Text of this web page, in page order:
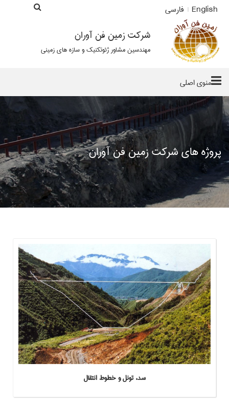
فارسی | English
شرکت زمین فن آوران
مهندسین مشاور ژئوتکنیک و سازه های زمینی
منوی اصلی
پروژه های شرکت زمین فن آوران
سد، تونل و خطوط انتقال